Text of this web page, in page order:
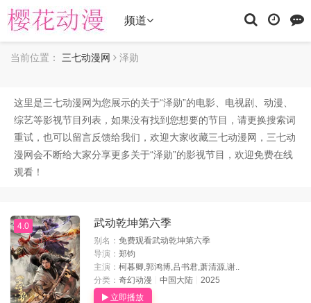
频道
当前位置： 三七动漫网 泽勋
这里是三七动漫网为您展示的关于“泽勋”的电影、电视剧、动漫、
综艺等影视节目列表，如果没有找到您想要的节目，请更换搜索词
重试，也可以留言反馈给我们，欢迎大家收藏三七动漫网，三七动
漫网会不断给大家分享更多关于“泽勋”的影视节目，欢迎免费在线
观看！
4.0 武动乾坤第六季
别名： 免费观看武动乾坤第六季
导演： 郑钧
主演： 柯暮卿,郭鸿博,吕书君,萧清源,谢..
分类： 奇幻动漫 中国大陆
2025
立即播放